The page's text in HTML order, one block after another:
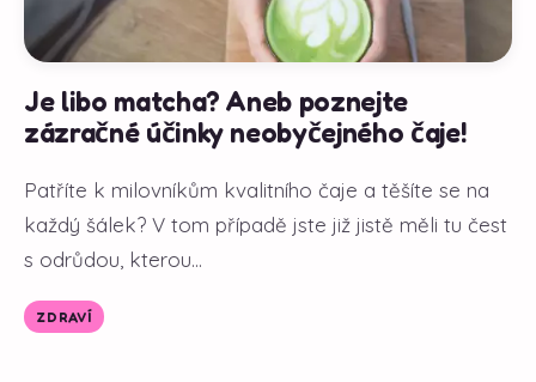
Je libo matcha? Aneb poznejte
zázračné účinky neobyčejného čaje!
Patříte k milovníkům kvalitního čaje a těšíte se na
každý šálek? V tom případě jste již jistě měli tu čest
s odrůdou, kterou...
ZDRAVÍ